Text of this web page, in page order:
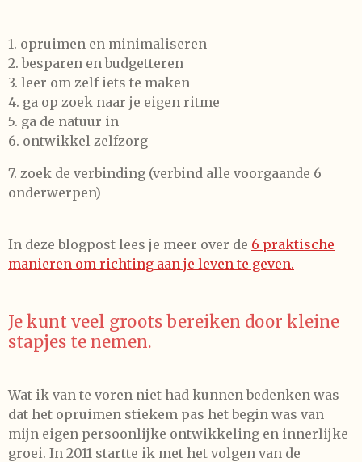
1. opruimen en minimaliseren
2. besparen en budgetteren
3. leer om zelf iets te maken
4. ga op zoek naar je eigen ritme
5. ga de natuur in
6. ontwikkel zelfzorg
7. zoek de verbinding (verbind alle voorgaande 6
onderwerpen)
In deze blogpost lees je meer over de 6 praktische
manieren om richting aan je leven te geven.
Je kunt veel groots bereiken door kleine
stapjes te nemen.
Wat ik van te voren niet had kunnen bedenken was
dat het opruimen stiekem pas het begin was van
mijn eigen persoonlijke ontwikkeling en innerlijke
groei. In 2011 startte ik met het volgen van de